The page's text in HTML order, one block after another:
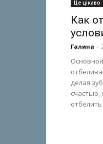
Це цікаво
Как
Галина -
делая
счастью,